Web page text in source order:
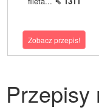
Zobacz przepis!
Przepisy